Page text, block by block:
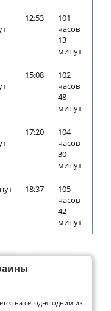
12:53
101
часов
13
минут
15:08
102
часов
48
минут
17:20
104
часов
30
минут
18:37
105
часов
42
минут
на сегодня одним из